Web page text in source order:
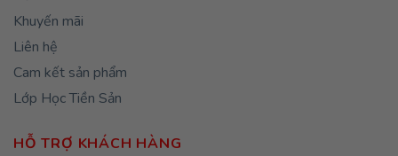
Khuyến mãi
Liên hệ
Cam kết sản phẩm
Lớp Học Tiền Sản
HỖ TRỢ KHÁCH HÀNG